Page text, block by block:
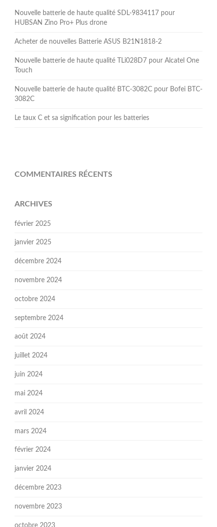
Nouvelle batterie de haute qualité SDL-9834117 pour
HUBSAN Zino Pro+ Plus drone
Acheter de nouvelles Batterie ASUS B21N1818-2
Nouvelle batterie de haute qualité TLi028D7 pour Alcatel One
Touch
Nouvelle batterie de haute qualité BTC-3082C pour Bofei BTC-
3082C
Le taux C et sa signification pour les batteries
COMMENTAIRES RÉCENTS
ARCHIVES
février 2025
janvier 2025
décembre 2024
novembre 2024
octobre 2024
septembre 2024
août 2024
juillet 2024
juin 2024
mai 2024
avril 2024
mars 2024
février 2024
janvier 2024
décembre 2023
novembre 2023
octobre 2023